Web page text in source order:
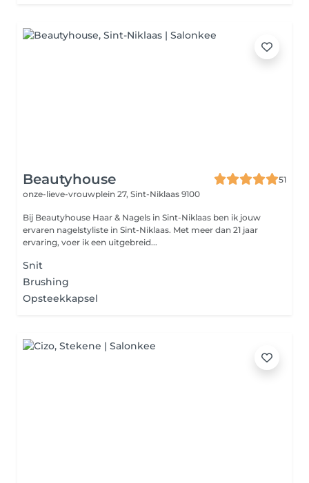
Beautyhouse
51
onze-lieve-vrouwplein 27, Sint-Niklaas 9100
Bij Beautyhouse Haar & Nagels in Sint-Niklaas ben ik jouw
ervaren nagelstyliste in Sint-Niklaas. Met meer dan 21 jaar
ervaring, voer ik een uitgebreid...
Snit
Brushing
Opsteekkapsel